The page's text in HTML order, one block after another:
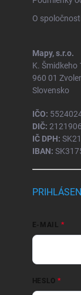
O
Mapy, s.r.o.
K.
960 01
Slovensko
IČO:
DIČ:
IČ DPH:
IBAN:
E-MAIL
HESLO